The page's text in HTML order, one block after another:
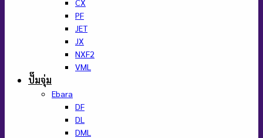
CX
PF
JET
JX
NXF2
VML
ปั๊มจุ่ม
Ebara
DF
DL
DML